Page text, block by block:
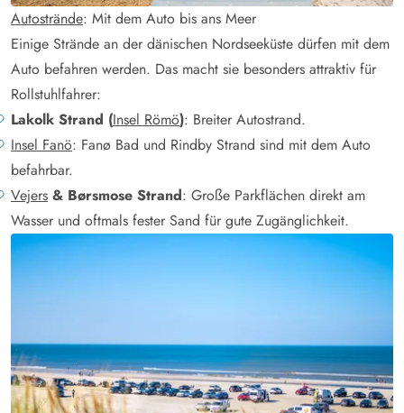
Autostrände: Mit dem Auto bis ans Meer
Einige Strände an der dänischen Nordseeküste dürfen mit dem
Auto befahren werden. Das macht sie besonders attraktiv für
Rollstuhlfahrer:
Lakolk Strand (Insel Römö): Breiter Autostrand.
Insel Fanö: Fanø Bad und Rindby Strand sind mit dem Auto
befahrbar.
Vejers & Børsmose Strand: Große Parkflächen direkt am
Wasser und oftmals fester Sand für gute Zugänglichkeit.